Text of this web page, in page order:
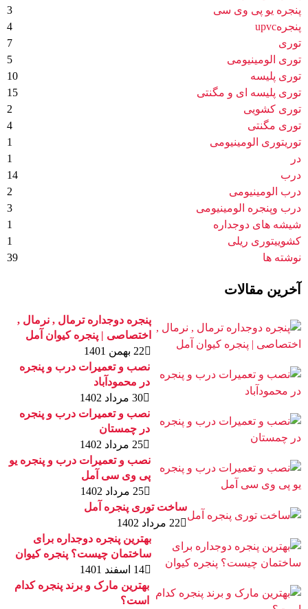
پنجره یو پی وی سی
3
پنجرهupvc
4
توری
7
توری الومینیومی
5
توری پلیسه
10
توری پلیسه ای و مگنتی
15
توری کشویی
2
توری مگنتی
4
توریتوری الومینیومی
1
در
1
درب
14
درب الومینیومی
2
درب وپنجره الومینیومی
3
شیشه های دوجداره
1
کشوییتوری ریلی
1
نوشته ها
39
آخرین مقالات
پنجره دوجداره ترمال , نرمال ,
اختصاصی | پنجره کیوان آمل
22 بهمن 1401
نصب و تعمیرات درب و پنجره
در محمودآباد
30 مرداد 1402
نصب و تعمیرات درب و پنجره
در چمستان
25 مرداد 1402
نصب و تعمیرات درب و پنجره یو
پی وی سی آمل
25 مرداد 1402
ساخت توری پنجره آمل
22 مرداد 1402
بهترین پنجره دوجداره برای
ساختمان چیست؟ پنجره کیوان
14 اسفند 1401
بهترین مارک و برند پنجره کدام
است؟